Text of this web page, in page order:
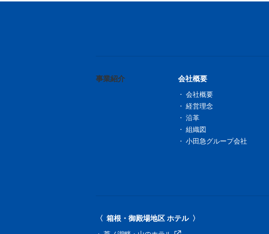
事業紹介 会社概要
会社概要
経営理念
沿革
組織図
小田急グループ会社
箱根・御殿場地区 ホテル